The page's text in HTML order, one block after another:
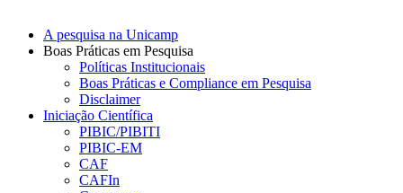
A pesquisa na Unicamp
Boas Práticas em Pesquisa
Políticas Institucionais
Boas Práticas e Compliance em Pesquisa
Disclaimer
Iniciação Científica
PIBIC/PIBITI
PIBIC-EM
CAF
CAFIn